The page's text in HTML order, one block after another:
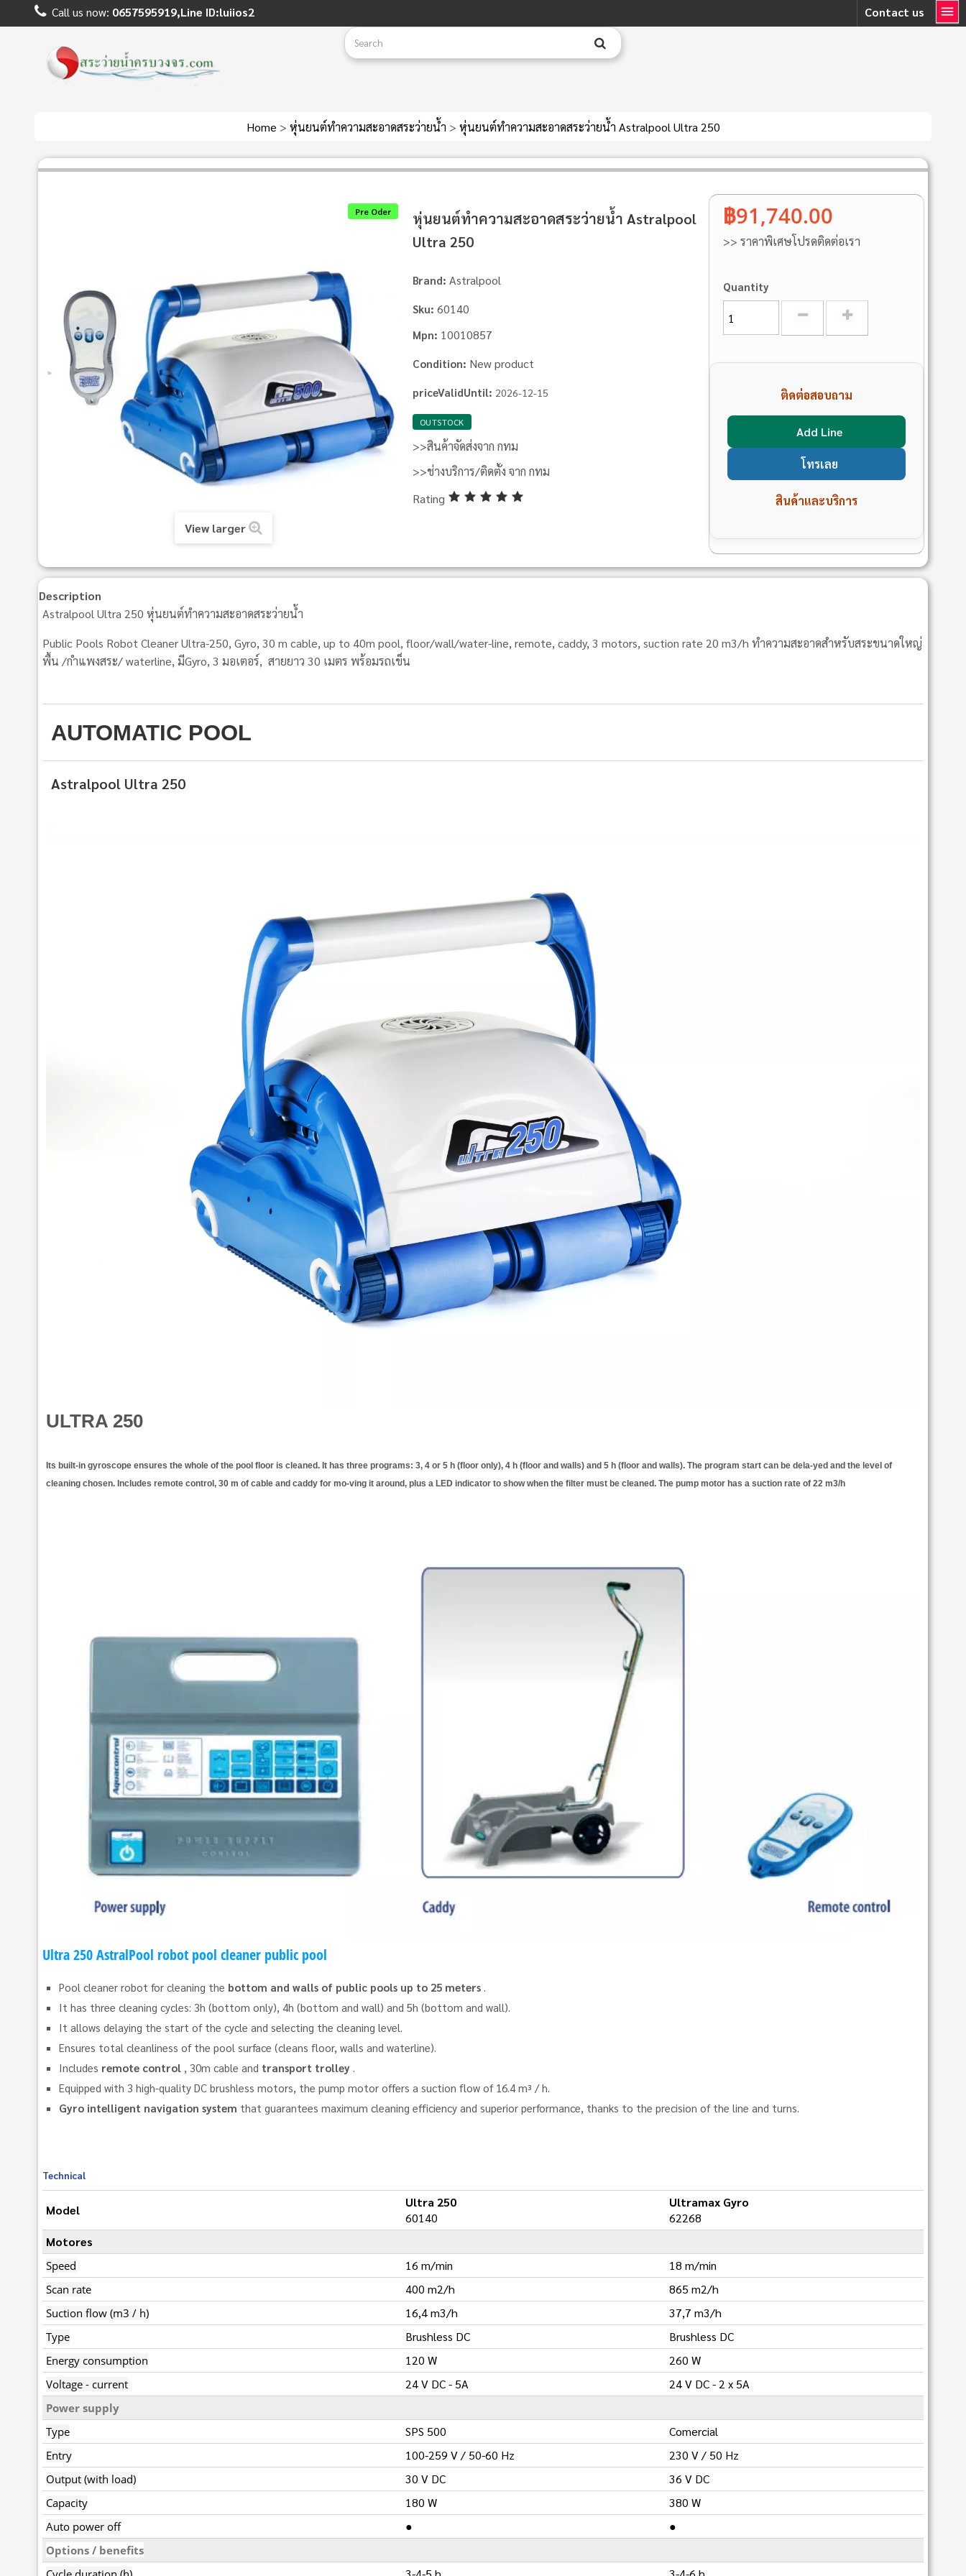
Contact us
Call us now: 0657595919,Line ID:luiios2
Home > หุ่นยนต์ทำความสะอาดสระว่ายน้ำ > หุ่นยนต์ทำความสะอาดสระว่ายน้ำ Astralpool Ultra 250
Pre Oder
View larger
หุ่นยนต์ทำความสะอาดสระว่ายน้ำ Astralpool
Ultra 250
Brand: Astralpool
Sku: 60140
Mpn: 10010857
Condition: New product
priceValidUntil: 2026-12-15
OUTSTOCK
>>สินค้าจัดส่งจาก กทม
>>ช่างบริการ/ติดตั้ง จาก กทม
Rating
฿91,740.00
>> ราคาพิเศษโปรดติดต่อเรา
Quantity
ติดต่อสอบถาม
Add Line
โทรเลย
สินค้าและบริการ
Description
Astralpool Ultra 250 หุ่นยนต์ทำความสะอาดสระว่ายน้ำ
Public Pools Robot Cleaner Ultra-250, Gyro, 30 m cable, up to 40m pool, floor/wall/water-line, remote, caddy, 3 motors, suction rate 20 m3/h ทำความสะอาดสําหรับสระขนาดใหญ่
พื้น /กําแพงสระ/ waterline, มีGyro, 3 มอเตอร์, สายยาว 30 เมตร พร้อมรถเข็น
AUTOMATIC POOL
Astralpool Ultra 250
ULTRA 250
Its built-in gyroscope ensures the whole of the pool floor is cleaned. It has three programs: 3, 4 or 5 h (floor only), 4 h (floor and walls) and 5 h (floor and walls). The program start can be dela-yed and the level of
cleaning chosen. Includes remote control, 30 m of cable and caddy for mo-ving it around, plus a LED indicator to show when the filter must be cleaned. The pump motor has a suction rate of 22 m3/h
Ultra 250 AstralPool robot pool cleaner public pool
Pool cleaner robot for cleaning the bottom and walls of public pools up to 25 meters .
It has three cleaning cycles: 3h (bottom only), 4h (bottom and wall) and 5h (bottom and wall).
It allows delaying the start of the cycle and selecting the cleaning level.
Ensures total cleanliness of the pool surface (cleans floor, walls and waterline).
Includes remote control , 30m cable and transport trolley .
Equipped with 3 high-quality DC brushless motors, the pump motor offers a suction flow of 16.4 m³ / h.
Gyro intelligent navigation system that guarantees maximum cleaning efficiency and superior performance, thanks to the precision of the line and turns.
Technical
Model
Ultra 250
60140
Ultramax Gyro
62268
Motores
Speed 16 m/min 18 m/min
Scan rate 400 m2/h 865 m2/h
Suction flow (m3 / h) 16,4 m3/h 37,7 m3/h
Type Brushless DC Brushless DC
Energy consumption 120 W 260 W
Voltage - current 24 V DC - 5A 24 V DC - 2 x 5A
Power supply
Type
SPS 500 Comercial
Entry 100-259 V / 50-60 Hz 230 V / 50 Hz
Output (with load) 30 V DC 36 V DC
Capacity 180 W 380 W
Auto power off ● ●
Options / benefits